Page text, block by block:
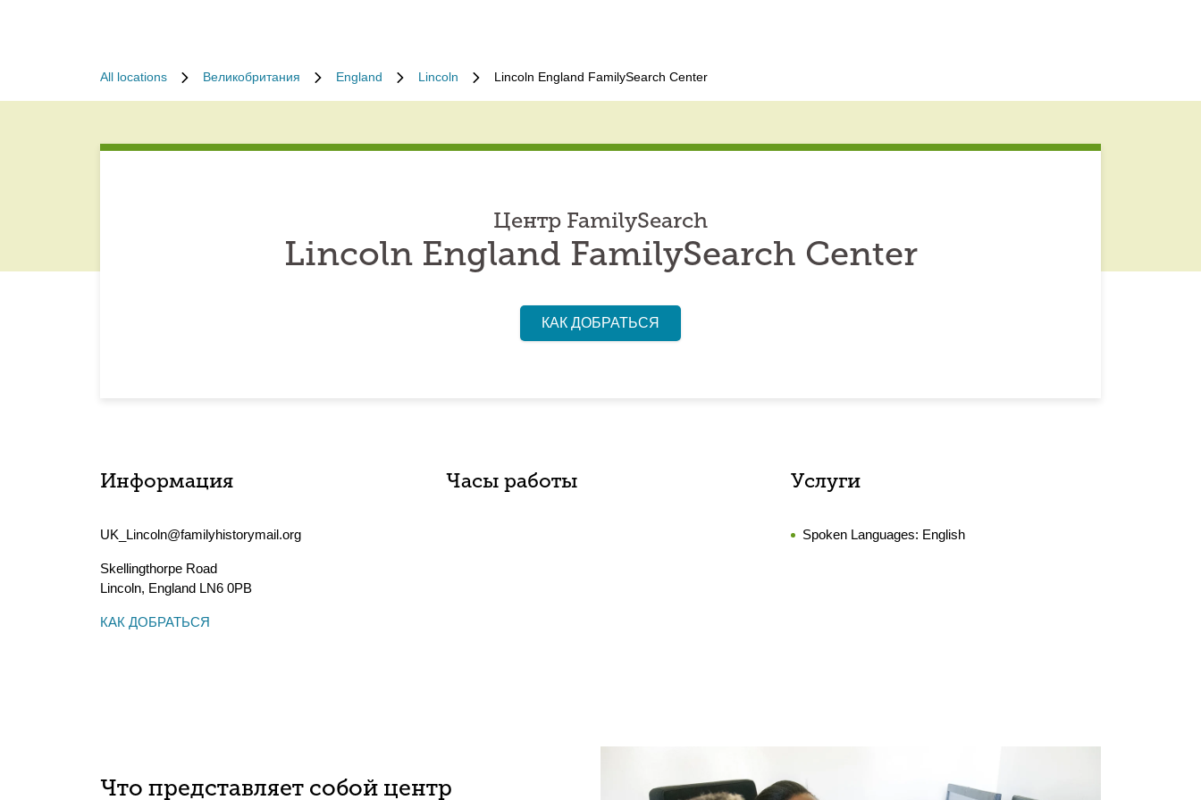
All locations Великобритания England Lincoln Lincoln England FamilySearch Center
Центр FamilySearch
Lincoln England FamilySearch Center
КАК ДОБРАТЬСЯ
Информация
UK_Lincoln@familyhistorymail.org
Skellingthorpe Road
Lincoln, England LN6 0PB
КАК ДОБРАТЬСЯ
Часы работы Услуги
Spoken Languages: English
Что представляет собой центр